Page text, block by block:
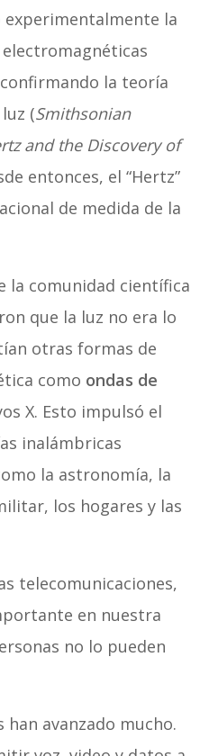
la
la teoría
(Smithsonian
and the Discovery of
entonces, el “Hertz”
de medida de la
la comunidad científica
que la luz no era lo
otras formas de
como ondas de
X. Esto impulsó el
inalámbricas
la astronomía, la
los hogares y las
telecomunicaciones,
en nuestra
no lo pueden
han avanzado mucho.